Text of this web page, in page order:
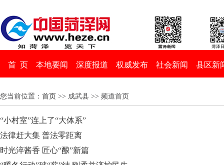
首 页 本地要闻 深度报道 权威发布 社会新闻 县区新
您当前位置： 首页 >> 成武县 >> 频道首页
“小村室”连上了“大体系”
法律赶大集 普法零距离
时光淬酱香 匠心“酿”新篇